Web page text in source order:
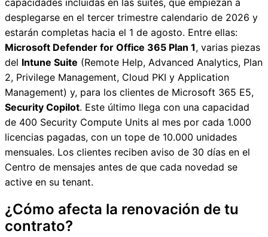
desplegarse en el tercer trimestre calendario de 2026 y
estarán completas hacia el 1 de agosto. Entre ellas:
Microsoft Defender for Office 365 Plan 1, varias piezas
del Intune Suite (Remote Help, Advanced Analytics, Plan
2, Privilege Management, Cloud PKI y Application
Management) y, para los clientes de Microsoft 365 E5,
Security Copilot. Este último llega con una capacidad
de 400 Security Compute Units al mes por cada 1.000
licencias pagadas, con un tope de 10.000 unidades
mensuales. Los clientes reciben aviso de 30 días en el
Centro de mensajes antes de que cada novedad se
active en su tenant.
¿Cómo afecta la renovación de tu
contrato?